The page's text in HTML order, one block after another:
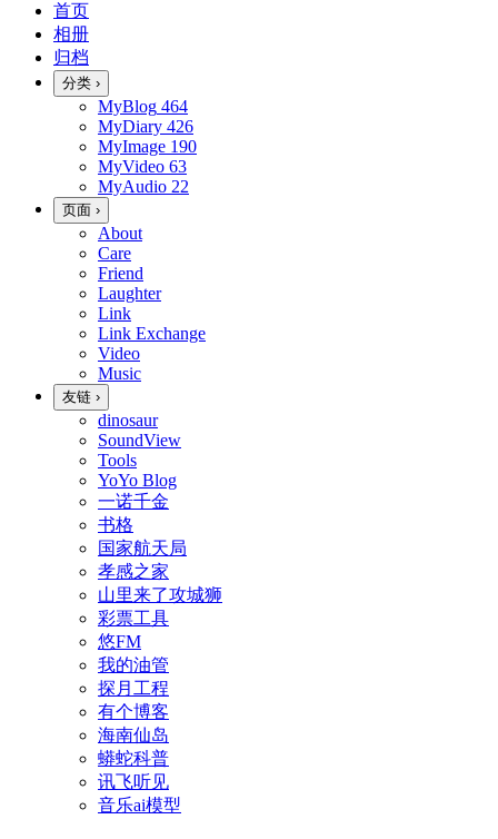
首页
相册
归档
分类 ›
MyBlog 464
MyDiary 426
MyImage 190
MyVideo 63
MyAudio 22
页面 ›
About
Care
Friend
Laughter
Link
Link Exchange
Video
Music
友链 ›
dinosaur
SoundView
Tools
YoYo Blog
一诺千金
书格
国家航天局
孝感之家
山里来了攻城狮
彩票工具
悠FM
我的油管
探月工程
有个博客
海南仙岛
蟒蛇科普
讯飞听见
音乐ai模型